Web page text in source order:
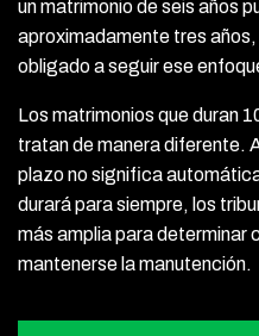
un matrimonio de seis años
aproximadamente tres
obligado a seguir ese
Los matrimonios que duran
tratan de manera diferente.
plazo no significa
durará para siempre, los
más amplia para determinar
mantenerse la manutención.